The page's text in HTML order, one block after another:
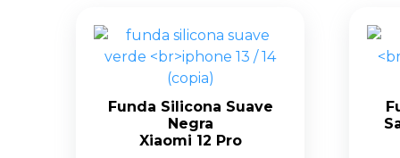
Funda Silicona Suave
Negra
Xiaomi 12 Pro